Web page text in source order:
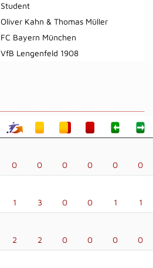
Student
Oliver Kahn & Thomas Müller
FC Bayern München
VfB Lengenfeld 1908
0 0 0 0 0 0
1 3 0 0 1 1
2 2 0 0 0 0